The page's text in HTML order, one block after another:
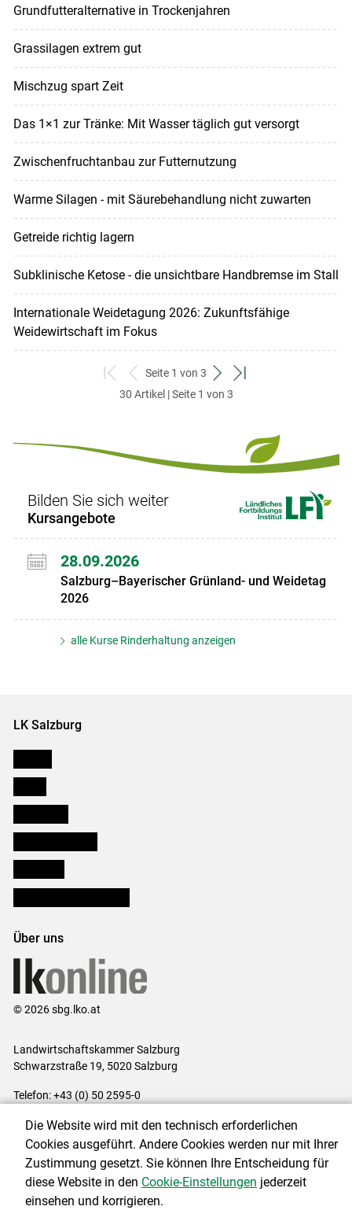
Grundfutteralternative in Trockenjahren
Grassilagen extrem gut
Mischzug spart Zeit
Das 1×1 zur Tränke: Mit Wasser täglich gut versorgt
Zwischenfruchtanbau zur Futternutzung
Warme Silagen - mit Säurebehandlung nicht zuwarten
Getreide richtig lagern
Subklinische Ketose - die unsichtbare Handbremse im Stall
Internationale Weidetagung 2026: Zukunftsfähige
Weidewirtschaft im Fokus
zum
ersten
zurück
zum
Seite 1 von 3
weiter
zum
zum
30 Artikel | Seite 1 von 3
Bilden Sie sich weiter
Kursangebote
28.09.2026
Salzburg–Bayerischer Grünland- und Weidetag
2026
alle Kurse Rinderhaltung anzeigen
LK Salzburg
Über uns
© 2026 sbg.lko.at
Landwirtschaftskammer Salzburg
Schwarzstraße 19, 5020 Salzburg
Telefon: +43 (0) 50 2595-0
Impressum|Kontakt|Datenschutzerklärung|Barrierefreiheit|
Cookie-Einstellungen
Die Website wird mit den technisch erforderlichen
Cookies ausgeführt. Andere Cookies werden nur mit Ihrer
Zustimmung gesetzt. Sie können Ihre Entscheidung für
diese Website in den Cookie-Einstellungen jederzeit
einsehen und korrigieren.